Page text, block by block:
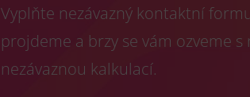
Vyplňte nezávazný kontaktní
projdeme a brzy se vám ozveme
nezávaznou kalkulací.